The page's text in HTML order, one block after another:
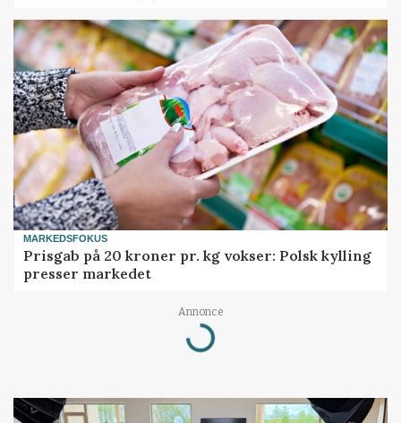
MARKEDSFOKUS
Prisgab på 20 kroner pr. kg vokser: Polsk kylling
presser markedet
Annonce
Loading...